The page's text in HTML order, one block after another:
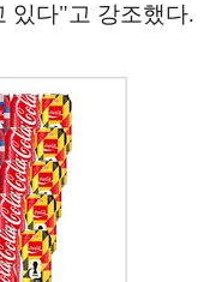
있다"고 강조했다.